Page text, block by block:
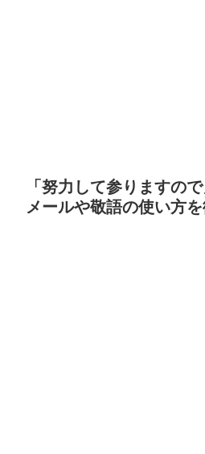
「努力して参りますの
メールや敬語の使い方